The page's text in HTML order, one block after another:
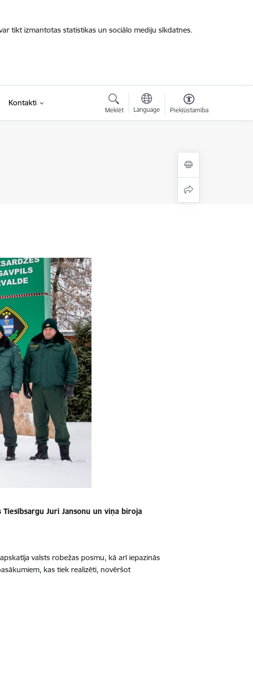
tikt izmantotas statistikas un sociālo mediju sīkdatnes.
Kontakti
Meklēt Language Piekļūstamība
Juri Jansonu un viņa biroja
valsts robežas posmu, kā arī iepazinās
kas tiek realizēti, novēršot